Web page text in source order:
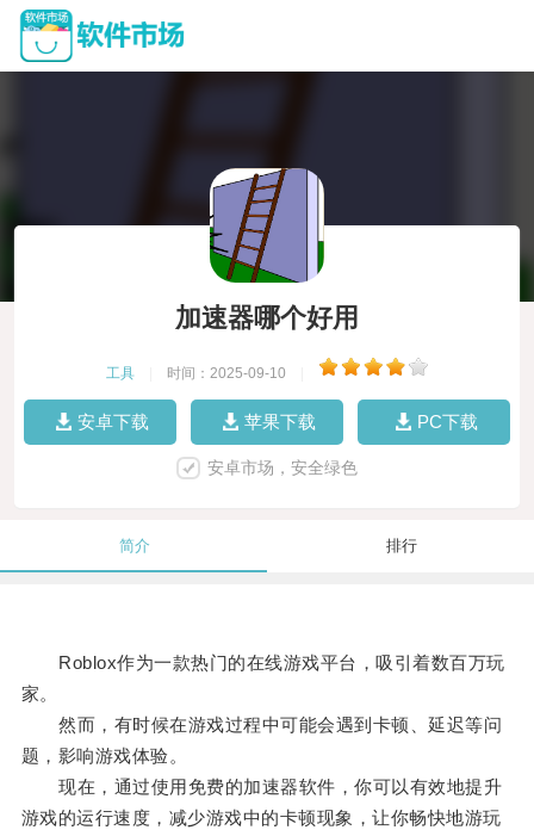
加速器哪个好用
工具 时间：2025-09-10
安卓下载 苹果下载 PC下载
安卓市场，安全绿色
简介 排行
Roblox作为一款热门的在线游戏平台，吸引着数百万玩
家。
然而，有时候在游戏过程中可能会遇到卡顿、延迟等问
题，影响游戏体验。
现在，通过使用免费的加速器软件，你可以有效地提升
游戏的运行速度，减少游戏中的卡顿现象，让你畅快地游玩